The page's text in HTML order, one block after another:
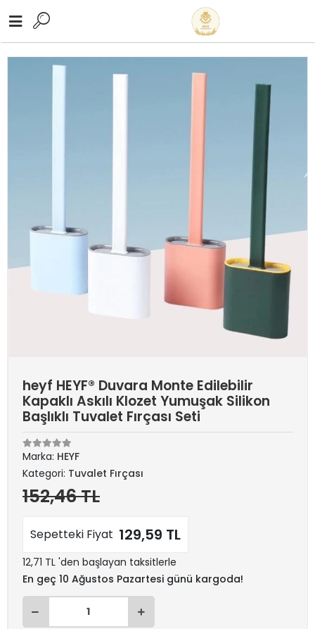
heyf HEYF® Duvara Monte Edilebilir
Kapaklı Askılı Klozet Yumuşak Silikon
Başlıklı Tuvalet Fırçası Seti
Marka: HEYF
Kategori: Tuvalet Fırçası
152,46 TL
Sepetteki Fiyat 129,59 TL
12,71 TL 'den başlayan taksitlerle
En geç 10 Ağustos Pazartesi günü kargoda!